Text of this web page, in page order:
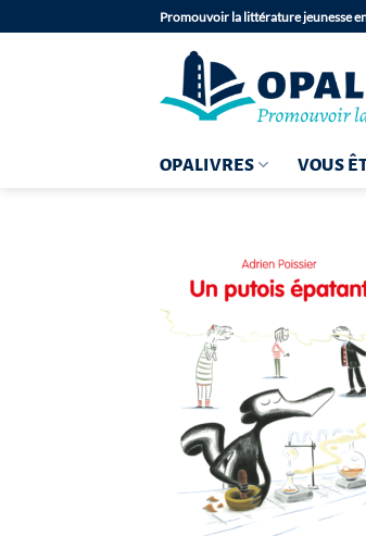
au
Promouvoir la littérature jeunesse
OPALIVRES VOUS